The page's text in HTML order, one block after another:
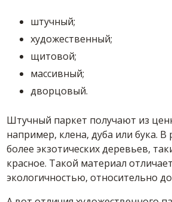
штучный;
художественный;
щитовой;
массивный;
дворцовый.
Штучный паркет получают из
например, клена, дуба или бука. В
более экзотических деревьев,
красное. Такой материал
экологичностью, относительно